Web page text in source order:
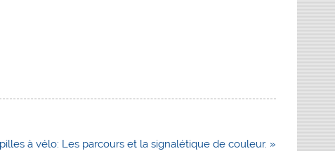
à vélo: Les parcours et la signalétique de couleur. »